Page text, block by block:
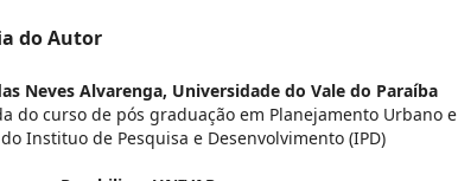
do Autor
Neves Alvarenga, Universidade do Vale do Paraíba
do curso de pós graduação em Planejamento Urbano e
Instituo de Pesquisa e Desenvolvimento (IPD)